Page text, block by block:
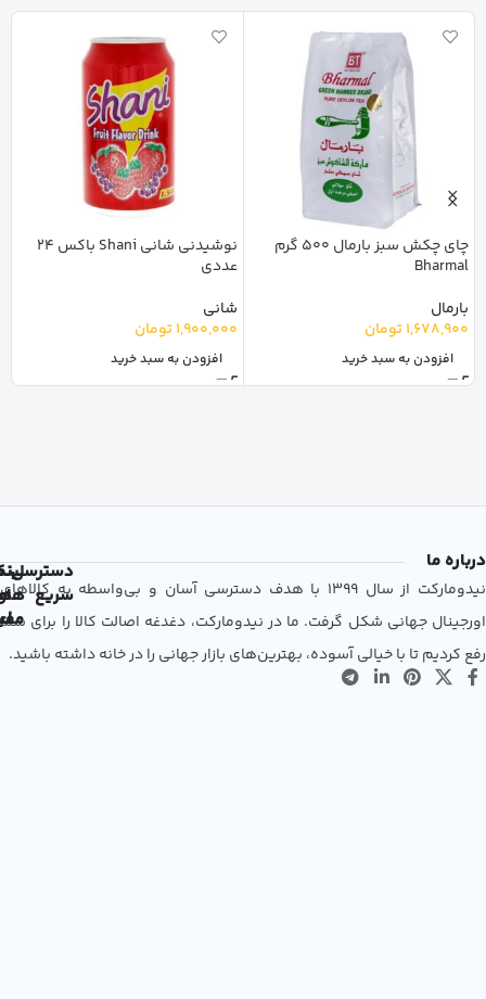
چای چکش سبز بارمال 500 گرم
Bharmal
بارمال
1,678,900تومان
افزودن به سبد خرید
نوشیدنی شانی Shani باکس 24
عددی
شانی
1,900,000تومان
افزودن به سبد خرید
درباره ما
نیدومارکت از سال 1399 با هدف دسترسی آسان و بی‌واسطه به کالاهای
اورجینال جهانی شکل گرفت. ما در نیدومارکت، دغدغه اصالت کالا را برای شما
رفع کردیم تا با خیالی آسوده، بهترین‌های بازار جهانی را در خانه داشته باشید.
دسترسی
سریع